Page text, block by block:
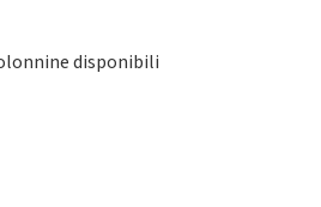
disponibili